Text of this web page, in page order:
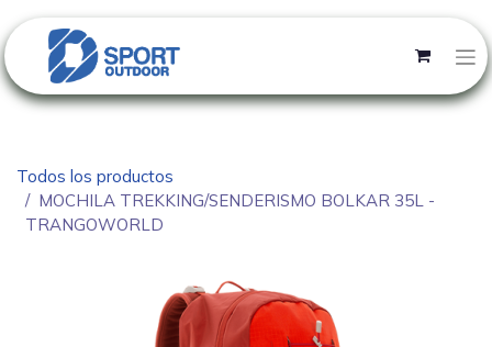
Todos los productos
MOCHILA TREKKING/SENDERISMO BOLKAR 35L -
TRANGOWORLD